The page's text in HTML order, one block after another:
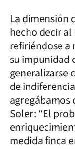
La dimensión
hecho decir al
refiriéndose a
su impunidad
generalizarse
de
agregábamos
Soler: “El
medida finca